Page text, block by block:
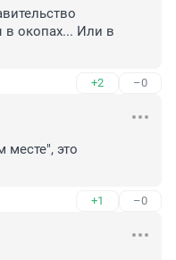
в окопах... Или в
+2 –0
месте", это
+1 –0